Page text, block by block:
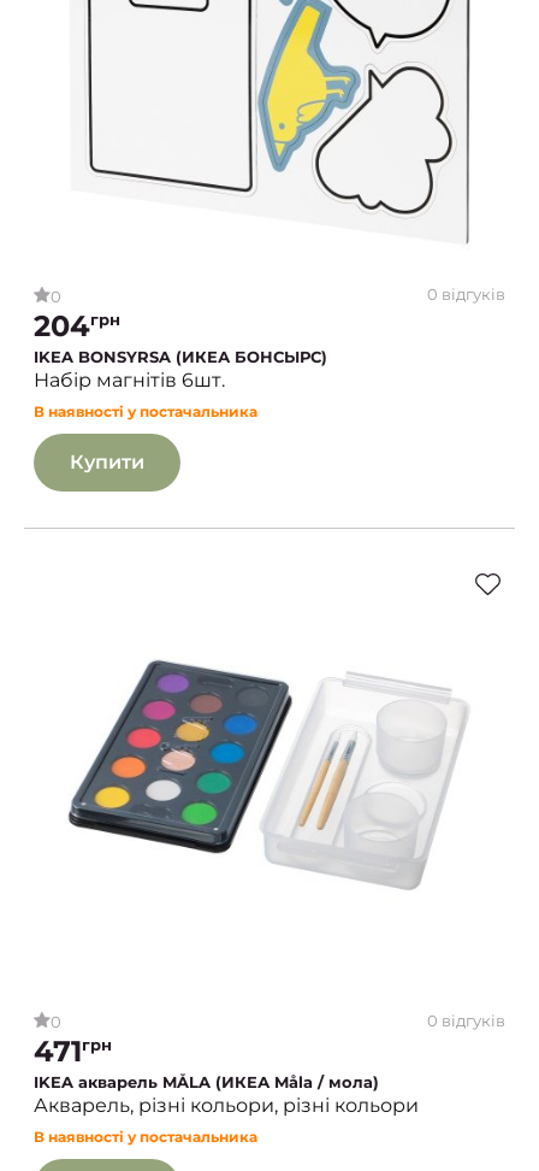
0 0 відгуків
204грн
IKEA BONSYRSA (ИКЕА БОНСЫРС)
Набір магнітів 6шт.
В наявності у постачальника
Купити
0 0 відгуків
471грн
IKEA акварель MÅLA (ИКЕА Måla / мола)
Акварель, різні кольори, різні кольори
В наявності у постачальника